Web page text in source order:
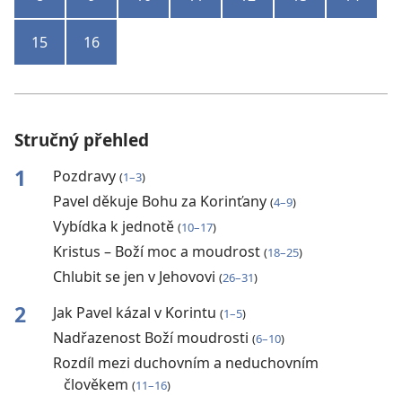
15 16
Stručný přehled
1 Pozdravy (1–3)
Pavel děkuje Bohu za Korinťany (4–9)
Vybídka k jednotě (10–17)
Kristus – Boží moc a moudrost (18–25)
Chlubit se jen v Jehovovi (26–31)
2 Jak Pavel kázal v Korintu (1–5)
Nadřazenost Boží moudrosti (6–10)
Rozdíl mezi duchovním a neduchovním
člověkem (11–16)